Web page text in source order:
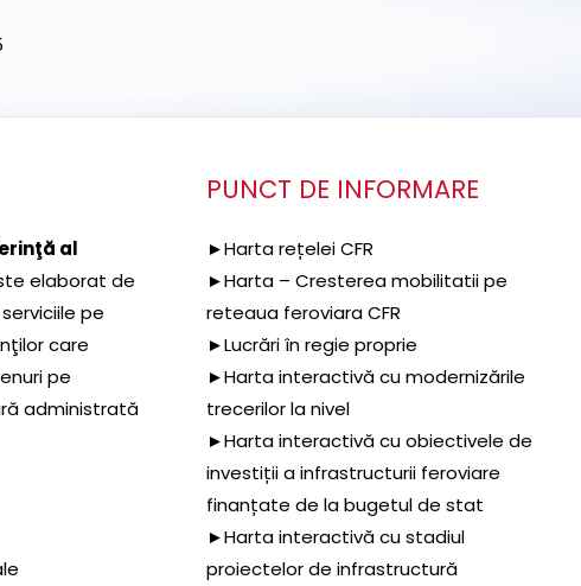
al
elaborat de
pe
care
pe
administrată
PUNCT DE INFORMARE
►Harta rețelei CFR
►Harta – Cresterea mobilitatii pe
reteaua feroviara CFR
►Lucrări în regie proprie
►Harta interactivă cu modernizările
trecerilor la nivel
►Harta interactivă cu obiectivele de
investiții a infrastructurii feroviare
finanțate de la bugetul de stat
►Harta interactivă cu stadiul
proiectelor de infrastructură